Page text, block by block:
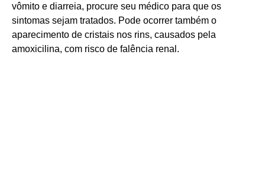
vômito e diarreia, procure seu médico para que os
sintomas sejam tratados. Pode ocorrer também o
aparecimento de cristais nos rins, causados pela
amoxicilina, com risco de falência renal.